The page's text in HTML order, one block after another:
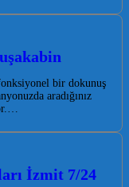
bir dokunuş
aradığınız
İzmit 7/24